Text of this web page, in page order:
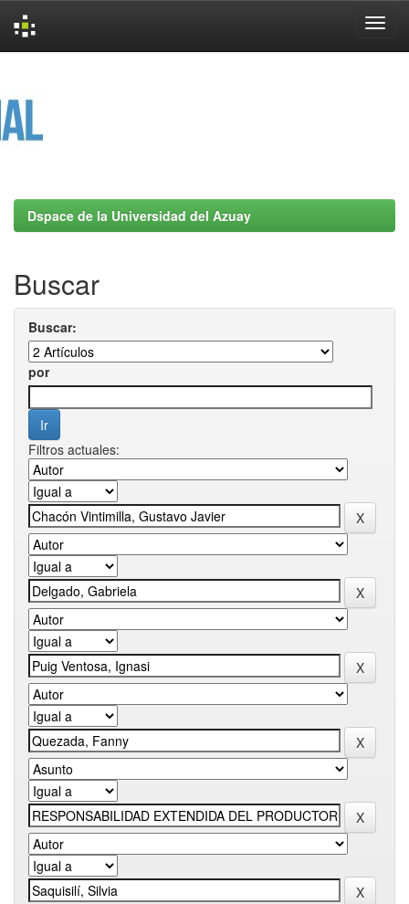
Dspace de la Universidad del Azuay
Buscar
Buscar:
por
Filtros actuales: